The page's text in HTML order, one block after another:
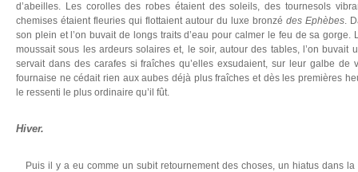
d’abeilles. Les corolles des robes étaient des soleils, des tournesols
chemises étaient fleuries qui flottaient autour du luxe bronzé des Ephèbes.
son plein et l’on buvait de longs traits d’eau pour calmer le feu de sa
moussait sous les ardeurs solaires et, le soir, autour des tables, l’on buvait
servait dans des carafes si fraîches qu’elles exsudaient, sur leur galbe de
fournaise ne cédait rien aux aubes déjà plus fraîches et dès les premières
le ressenti le plus ordinaire qu’il fût.
Hiver.
Puis il y a eu comme un subit retournement des choses, un hiatus dans la